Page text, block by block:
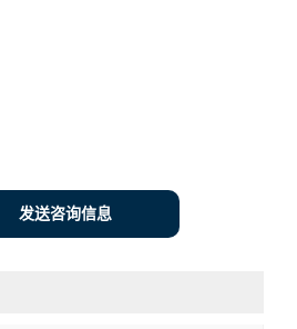
发送咨询信息